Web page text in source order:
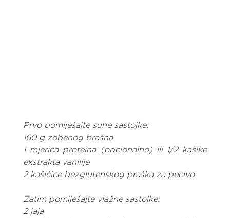
Prvo pomiješajte suhe sastojke:
160 g zobenog brašna
1 mjerica proteina (opcionalno) ili 1/2 kašike
ekstrakta vanilije
2 kašičice bezglutenskog praška za pecivo
Zatim pomiješajte vlažne sastojke:
2 jaja